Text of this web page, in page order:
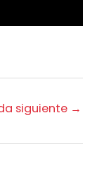
siguiente →